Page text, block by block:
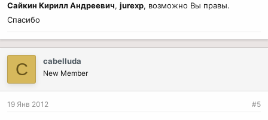
Сайкин Кирилл Андреевич, jurexp, возможно Вы правы.
Спасибо
C cabelluda
New Member
19 Янв 2012 #5